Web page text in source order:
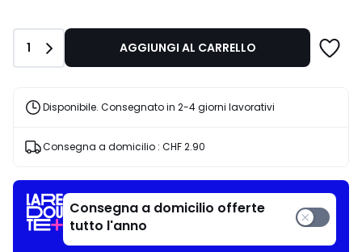
Quantità
1 AGGIUNGI AL CARRELLO
Disponibile. Consegnato in 2-4 giorni lavorativi
Consegna a domicilio : CHF 2.90
Consegna a domicilio offerte
tutto l'anno